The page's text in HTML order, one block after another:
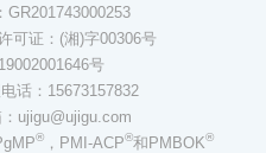
GR201743000253
可证：(湘)字00306号
号
话：15673157832
ujigu@ujigu.com
®，PMI-ACP®和PMBOK®